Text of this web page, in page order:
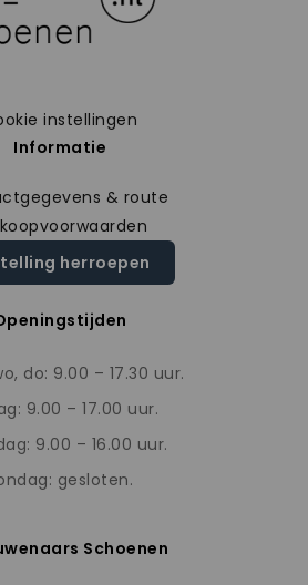
instellingen
Informatie
& route
herroepen
do: 9.00 – 17.30 uur.
9.00 – 17.00 uur.
9.00 – 16.00 uur.
gesloten.
Schoenen